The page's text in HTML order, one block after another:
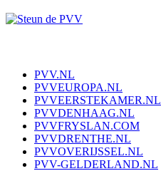
PVV.NL
PVVEUROPA.NL
PVVEERSTEKAMER.NL
PVVDENHAAG.NL
PVVFRYSLAN.COM
PVVDRENTHE.NL
PVVOVERIJSSEL.NL
PVV-GELDERLAND.NL